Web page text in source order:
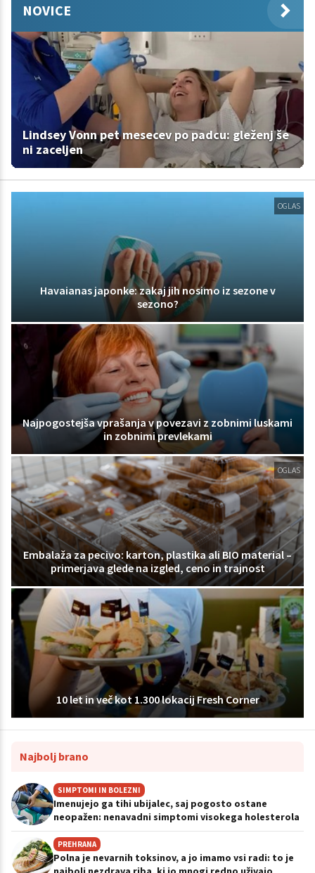
NOVICE
Lindsey Vonn pet mesecev po padcu: gleženj še
ni zaceljen
OGLAS
Havaianas japonke: zakaj jih nosimo iz sezone v
sezono?
Najpogostejša vprašanja v povezavi z zobnimi luskami
in zobnimi prevlekami
OGLAS
Embalaža za pecivo: karton, plastika ali BIO material –
primerjava glede na izgled, ceno in trajnost
10 let in več kot 1.300 lokacij Fresh Corner
Najbolj brano
SIMPTOMI IN BOLEZNI
Imenujejo ga tihi ubijalec, saj pogosto ostane
neopažen: nenavadni simptomi visokega holesterola
PREHRANA
Polna je nevarnih toksinov, a jo imamo vsi radi: to je